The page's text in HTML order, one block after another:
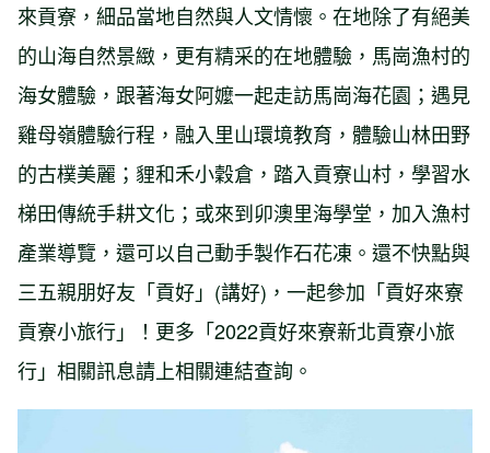
來貢寮，細品當地自然與人文情懷。在地除了有絕美
的山海自然景緻，更有精采的在地體驗，馬崗漁村的
海女體驗，跟著海女阿嬤一起走訪馬崗海花園；遇見
雞母嶺體驗行程，融入里山環境教育，體驗山林田野
的古樸美麗；貍和禾小穀倉，踏入貢寮山村，學習水
梯田傳統手耕文化；或來到卯澳里海學堂，加入漁村
產業導覽，還可以自己動手製作石花凍。還不快點與
三五親朋好友「貢好」(講好)，一起參加「貢好來寮
貢寮小旅行」！更多「2022貢好來寮新北貢寮小旅
行」相關訊息請上相關連結查詢。